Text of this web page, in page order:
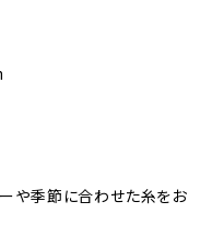
や季節に合わせた糸をお